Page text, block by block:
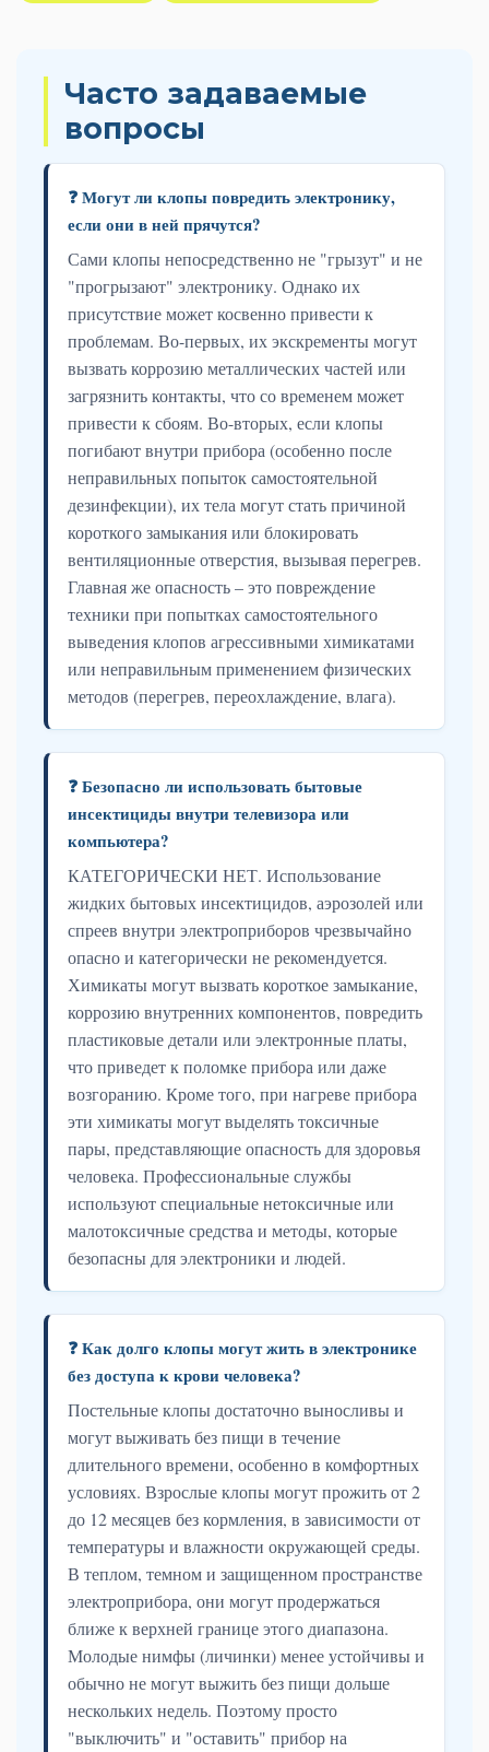
Часто задаваемые
вопросы
❓ Могут ли клопы повредить электронику,
если они в ней прячутся?
Сами клопы непосредственно не "грызут" и не
"прогрызают" электронику. Однако их
присутствие может косвенно привести к
проблемам. Во-первых, их экскременты могут
вызвать коррозию металлических частей или
загрязнить контакты, что со временем может
привести к сбоям. Во-вторых, если клопы
погибают внутри прибора (особенно после
неправильных попыток самостоятельной
дезинфекции), их тела могут стать причиной
короткого замыкания или блокировать
вентиляционные отверстия, вызывая перегрев.
Главная же опасность – это повреждение
техники при попытках самостоятельного
выведения клопов агрессивными химикатами
или неправильным применением физических
методов (перегрев, переохлаждение, влага).
❓ Безопасно ли использовать бытовые
инсектициды внутри телевизора или
компьютера?
КАТЕГОРИЧЕСКИ НЕТ. Использование
жидких бытовых инсектицидов, аэрозолей или
спреев внутри электроприборов чрезвычайно
опасно и категорически не рекомендуется.
Химикаты могут вызвать короткое замыкание,
коррозию внутренних компонентов, повредить
пластиковые детали или электронные платы,
что приведет к поломке прибора или даже
возгоранию. Кроме того, при нагреве прибора
эти химикаты могут выделять токсичные
пары, представляющие опасность для здоровья
человека. Профессиональные службы
используют специальные нетоксичные или
малотоксичные средства и методы, которые
безопасны для электроники и людей.
❓ Как долго клопы могут жить в электронике
без доступа к крови человека?
Постельные клопы достаточно выносливы и
могут выживать без пищи в течение
длительного времени, особенно в комфортных
условиях. Взрослые клопы могут прожить от 2
до 12 месяцев без кормления, в зависимости от
температуры и влажности окружающей среды.
В теплом, темном и защищенном пространстве
электроприбора, они могут продержаться
ближе к верхней границе этого диапазона.
Молодые нимфы (личинки) менее устойчивы и
обычно не могут выжить без пищи дольше
нескольких недель. Поэтому просто
"выключить" и "оставить" прибор на